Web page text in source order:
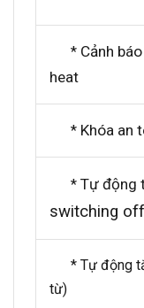
* Cảnh
heat
* Khóa an
* Tự động
switching off
* Tự động
từ)